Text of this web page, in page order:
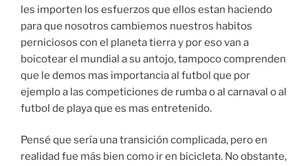
les importen los esfuerzos que ellos estan haciendo
para que nosotros cambiemos nuestros habitos
perniciosos con el planeta tierra y por eso van a
boicotear el mundial a su antojo, tampoco comprenden
que le demos mas importancia al futbol que por
ejemplo a las competiciones de rumba o al carnaval o al
futbol de playa que es mas entretenido.
Pensé que sería una transición complicada, pero en
realidad fue más bien como ir en bicicleta. No obstante,